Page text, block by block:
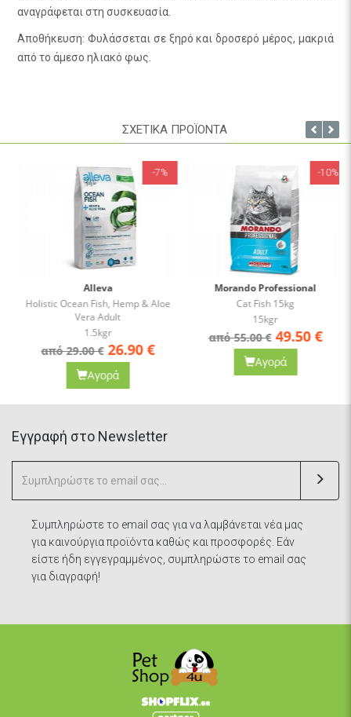
αναγράφεται στη συσκευασία.
Αποθήκευση: Φυλάσσεται σε ξηρό και δροσερό μέρος, μακριά
από το άμεσο ηλιακό φως.
ΣΧΕΤΙΚΑ ΠΡΟΪΟΝΤΑ
Alleva
Holistic Ocean Fish, Hemp & Aloe
Vera Adult
1.5kgr
από 29.00 € 26.90€
Αγορά
-7%
Morando Professional
Cat Fish 15kg
15kgr
από 55.00 € 49.50€
Αγορά
-10%
Eγγραφή στο Newsletter
Συμπληρώστε το email σας για να λαμβάνεται νέα μας
για καινούργια προϊόντα καθώς και προσφορές. Εάν
είστε ήδη εγγεγραμμένος, συμπληρώστε το email σας
για διαγραφή!